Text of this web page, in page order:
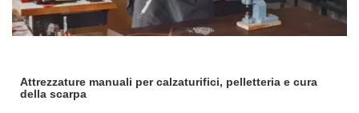
Attrezzature manuali per calzaturifici, pelletteria e cura
della scarpa